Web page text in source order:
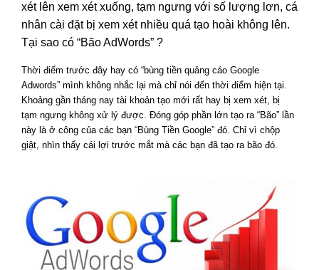
xét lên xem xét xuống, tạm ngưng với số lượng lơn, cá
nhân cài đặt bị xem xét nhiều quá tạo hoài không lên.
Tại sao có “Bão AdWords” ?
Thời điểm trước đây hay có “bùng tiền quảng cáo Google
Adwords” mình không nhắc lại mà chỉ nói đến thời điểm hiện tại.
Khoảng gần tháng nay tài khoản tạo mới rất hay bị xem xét, bị
tạm ngưng không xử lý được. Đóng góp phần lớn tạo ra “Bão” lần
này là ở công của các bạn “Bùng Tiền Google” đó. Chỉ vì chộp
giật, nhìn thấy cái lợi trước mắt mà các bạn đã tạo ra bão đó.